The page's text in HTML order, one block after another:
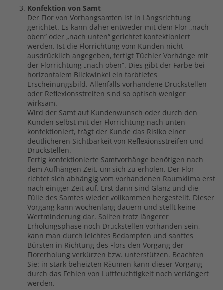
Konfektion von Samt
Der Flor von Vorhangsamten ist in Längsrichtung
gerichtet. Es kann daher entweder mit dem Flor „nach
oben“ oder „nach unten“ gerichtet konfektioniert
werden. Ist die Florrichtung vom Kunden nicht
ausdrücklich angegeben, fertigt Tüchler Vorhänge mit
der Florrichtung „nach oben“. Dies gibt der Farbe bei
horizontalem Blickwinkel ein farbtiefes
Erscheinungsbild. Allenfalls vorhandene Druckstellen
oder Reflexionsstreifen sind so optisch weniger
wirksam.
Wird der Samt auf Kundenwunsch oder durch den
Kunden selbst mit der Florrichtung nach unten
konfektioniert, trägt der Kunde das Risiko einer
deutlicheren Sichtbarkeit von Reflexionsstreifen und
Druckstellen.
Fertig konfektionierte Samtvorhänge benötigen nach
dem Aufhängen Zeit, um sich zu erholen. Der Flor
richtet sich abhängig vom vorhandenen Raumklima erst
nach einiger Zeit auf. Erst dann sind Glanz und die
Fülle des Samtes wieder vollkommen hergestellt. Dieser
Vorgang kann wochenlang dauern und stellt keine
Wertminderung dar. Sollten trotz längerer
Erholungsphase noch Druckstellen vorhanden sein,
kann man durch leichtes Bedampfen und sanftes
Bürsten in Richtung des Flors den Vorgang der
Florerholung verkürzen bzw. unterstützen. Beachten
Sie: in stark beheizten Räumen kann dieser Vorgang
durch das Fehlen von Luftfeuchtigkeit noch verlängert
werden.